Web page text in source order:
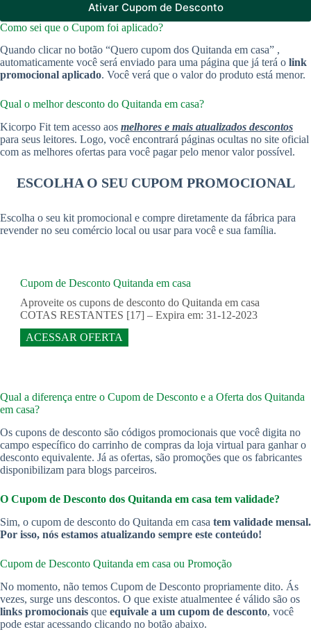
Ativar Cupom de Desconto
Como sei que o Cupom foi aplicado?
Quando clicar no botão “Quero cupom dos Quitanda em casa” ,
automaticamente você será enviado para uma página que já terá o link
promocional aplicado. Você verá que o valor do produto está menor.
Qual o melhor desconto do Quitanda em casa?
Kicorpo Fit tem acesso aos melhores e mais atualizados descontos
para seus leitores. Logo, você encontrará páginas ocultas no site oficial
com as melhores ofertas para você pagar pelo menor valor possível.
ESCOLHA O SEU CUPOM PROMOCIONAL
Escolha o seu kit promocional e compre diretamente da fábrica para
revender no seu comércio local ou usar para você e sua família.
Cupom de Desconto Quitanda em casa
Aproveite os cupons de desconto do Quitanda em casa
COTAS RESTANTES [17] – Expira em: 31-12-2023
ACESSAR OFERTA
Qual a diferença entre o Cupom de Desconto e a Oferta dos Quitanda
em casa?
Os cupons de desconto são códigos promocionais que você digita no
campo específico do carrinho de compras da loja virtual para ganhar o
desconto equivalente. Já as ofertas, são promoções que os fabricantes
disponibilizam para blogs parceiros.
O Cupom de Desconto dos Quitanda em casa tem validade?
Sim, o cupom de desconto do Quitanda em casa tem validade mensal.
Por isso, nós estamos atualizando sempre este conteúdo!
Cupom de Desconto Quitanda em casa ou Promoção
No momento, não temos Cupom de Desconto propriamente dito. Ás
vezes, surge uns descontos. O que existe atualmentee é válido são os
links promocionais que equivale a um cupom de desconto, você
pode estar acessando clicando no botão abaixo.